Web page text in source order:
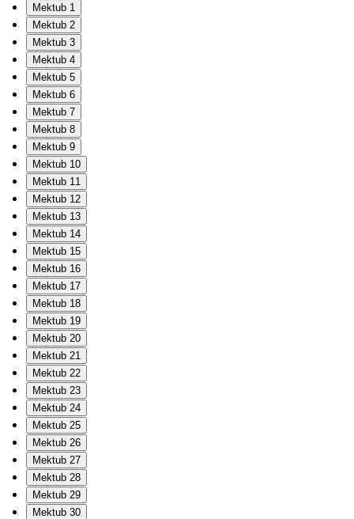
Mektub 1
Mektub 2
Mektub 3
Mektub 4
Mektub 5
Mektub 6
Mektub 7
Mektub 8
Mektub 9
Mektub 10
Mektub 11
Mektub 12
Mektub 13
Mektub 14
Mektub 15
Mektub 16
Mektub 17
Mektub 18
Mektub 19
Mektub 20
Mektub 21
Mektub 22
Mektub 23
Mektub 24
Mektub 25
Mektub 26
Mektub 27
Mektub 28
Mektub 29
Mektub 30